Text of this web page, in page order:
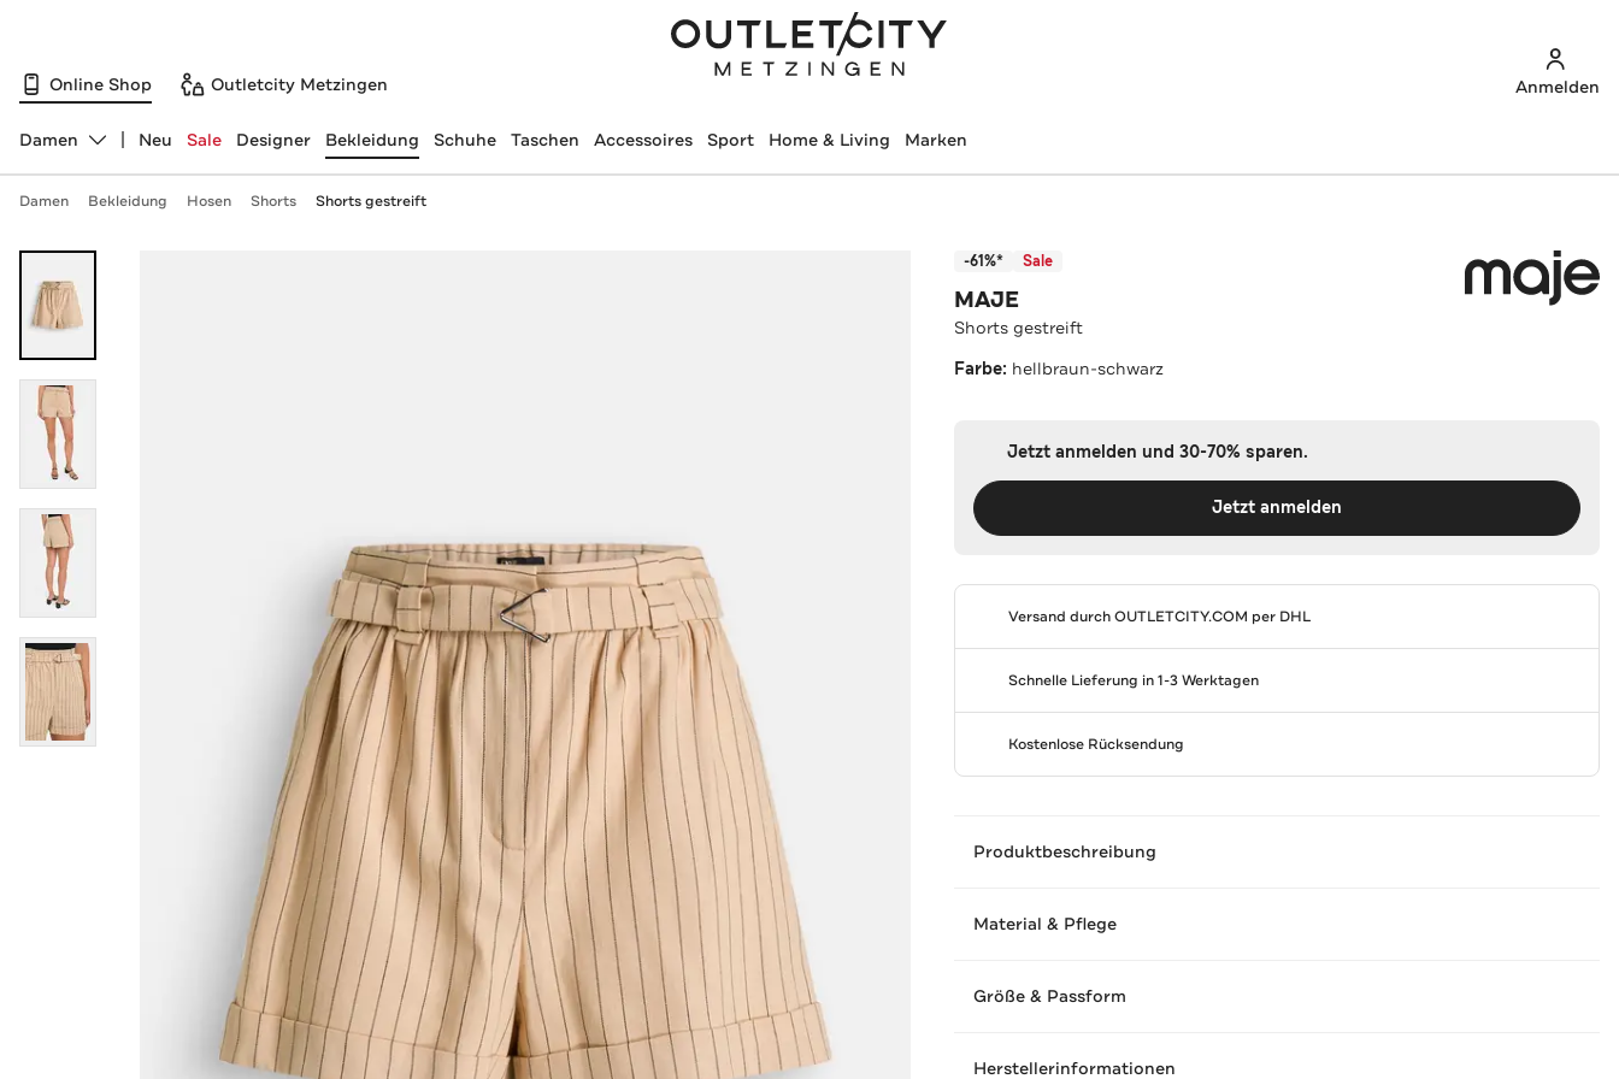
Online Shop Outletcity Metzingen Anmelden
Abteilung ändern, ausgewählt:
Damen Neu Sale Designer Bekleidung Schuhe Taschen Accessoires Sport Home & Living Marken
Damen Bekleidung Hosen Shorts Shorts gestreift
-61%* Sale
MAJE
Shorts gestreift
Farbe: hellbraun-schwarz
Jetzt anmelden und 30-70% sparen.
Jetzt anmelden
Versand durchOUTLETCITY.COM per DHL
Schnelle Lieferung in 1-3 Werktagen
Kostenlose Rücksendung
Produktbeschreibung
Material & Pflege
Größe & Passform
Herstellerinformationen